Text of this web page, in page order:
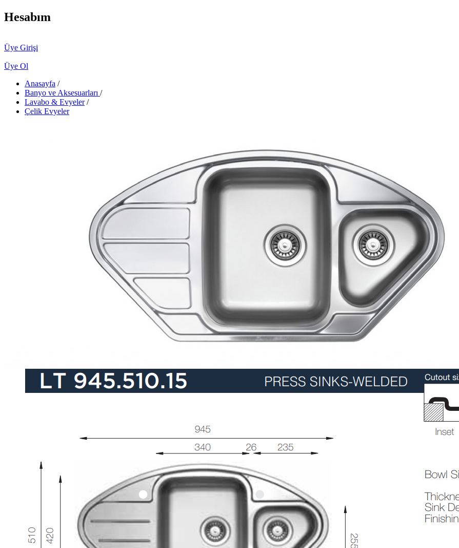
Hesabım
Üye Girişi
Üye Ol
Anasayfa /
Banyo ve Aksesuarları /
Lavabo & Evyeler/
Çelik Evyeler